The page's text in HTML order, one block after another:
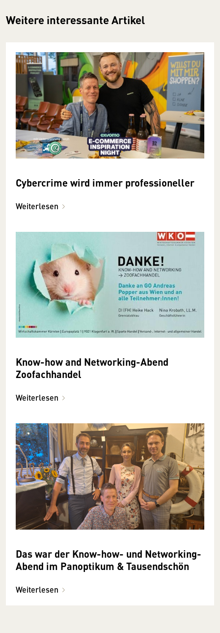
Weitere interessante Artikel
Cybercrime wird immer professioneller
Weiterlesen
Know-how and Networking-Abend
Zoofachhandel
Weiterlesen
Das war der Know-how- und Networking-
Abend im Panoptikum & Tausendschön
Weiterlesen